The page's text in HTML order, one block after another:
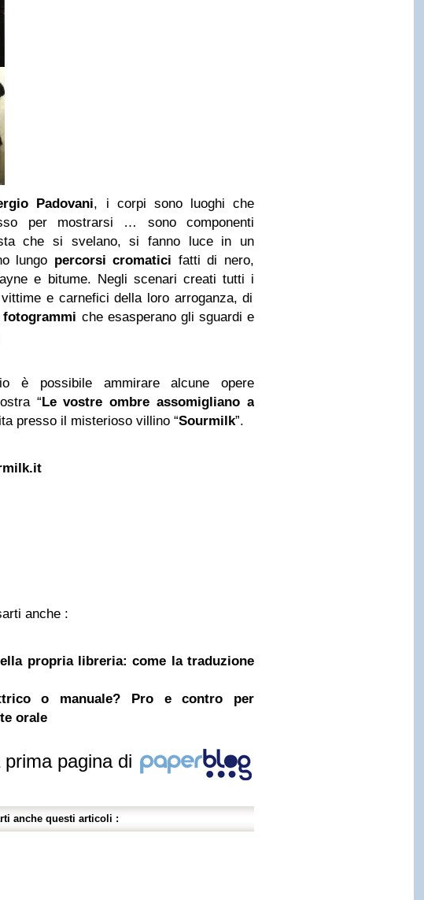
Padovani, i corpi sono luoghi che
per mostrarsi … sono componenti
che si svelano, si fanno luce in un
lungo percorsi cromatici fatti di nero,
e bitume. Negli scenari creati tutti i
e carnefici della loro arroganza, di
fotogrammi che esasperano gli sguardi e
è possibile ammirare alcune opere
“Le vostre ombre assomigliano a
presso il misterioso villino “Sourmilk”.
anche :
propria libreria: come la traduzione
o manuale? Pro e contro per
orale
pagina di
anche questi articoli :